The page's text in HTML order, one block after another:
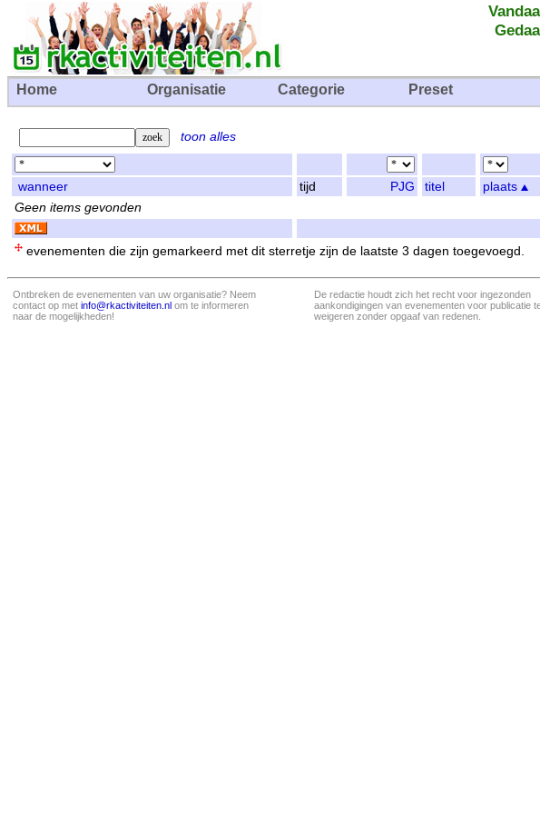
Home Organisatie Categorie Preset
toon alles
wanneer tijd PJG titel plaats
Geen items gevonden
evenementen die zijn gemarkeerd met dit sterretje zijn de laatste 3 dagen toegevoegd.
Ontbreken de evenementen van uw organisatie? Neem
contact op met info@rkactiviteiten.nl om te informeren
naar de mogelijkheden!
De redactie houdt zich het recht voor ingezonden
aankondigingen van evenementen voor publicatie
weigeren zonder opgaaf van redenen.